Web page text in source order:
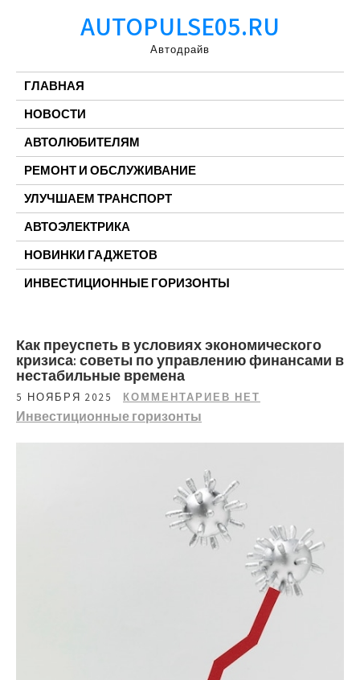
AUTOPULSE05.RU
Автодрайв
ГЛАВНАЯ
НОВОСТИ
АВТОЛЮБИТЕЛЯМ
РЕМОНТ И ОБСЛУЖИВАНИЕ
УЛУЧШАЕМ ТРАНСПОРТ
АВТОЭЛЕКТРИКА
НОВИНКИ ГАДЖЕТОВ
ИНВЕСТИЦИОННЫЕ ГОРИЗОНТЫ
Как преуспеть в условиях экономического
кризиса: советы по управлению финансами в
нестабильные времена
5 НОЯБРЯ 2025 КОММЕНТАРИЕВ НЕТ
Инвестиционные горизонты